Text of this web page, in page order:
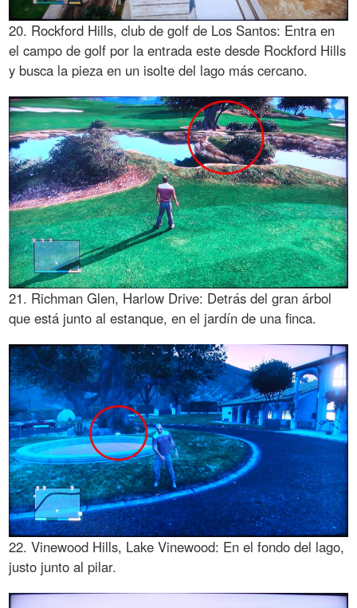
20. Rockford Hills, club de golf de Los Santos: Entra en
el campo de golf por la entrada este desde Rockford Hills
y busca la pieza en un isolte del lago más cercano.
21. Richman Glen, Harlow Drive: Detrás del gran árbol
que está junto al estanque, en el jardín de una finca.
22. Vinewood Hills, Lake Vinewood: En el fondo del lago,
justo junto al pilar.